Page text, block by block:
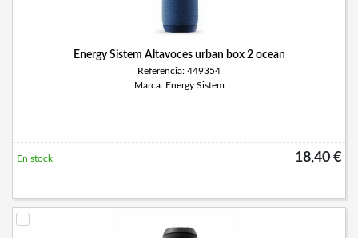
Energy Sistem Altavoces urban box 2 ocean
Referencia: 449354
Marca: Energy Sistem
18,40 €
En stock